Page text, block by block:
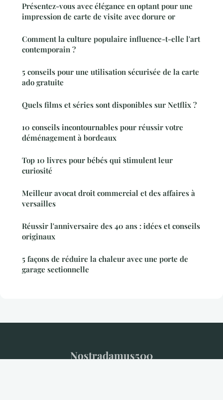
Présentez-vous avec élégance en optant pour une
impression de carte de visite avec dorure or
Comment la culture populaire influence-t-elle l'art
contemporain ?
5 conseils pour une utilisation sécurisée de la carte
ado gratuite
Quels films et séries sont disponibles sur Netflix ?
10 conseils incontournables pour réussir votre
déménagement à bordeaux
Top 10 livres pour bébés qui stimulent leur
curiosité
Meilleur avocat droit commercial et des affaires à
versailles
Réussir l'anniversaire des 40 ans : idées et conseils
originaux
5 façons de réduire la chaleur avec une porte de
garage sectionnelle
Nostradamus500